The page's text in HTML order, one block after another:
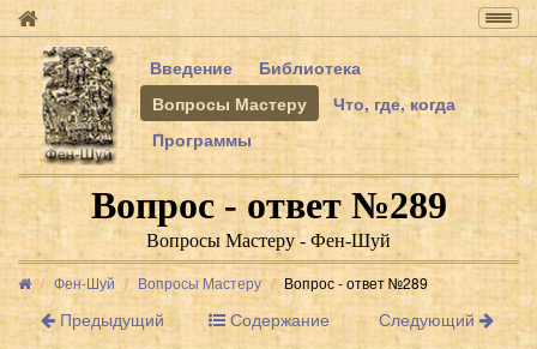
Введение
Библиотека
Вопросы Мастеру
Что, где, когда
Программы
Вопрос - ответ №289
Вопросы Мастеру - Фен-Шуй
Фен-Шуй Вопросы Мастеру Вопрос - ответ №289
Предыдущий Содержание Следующий